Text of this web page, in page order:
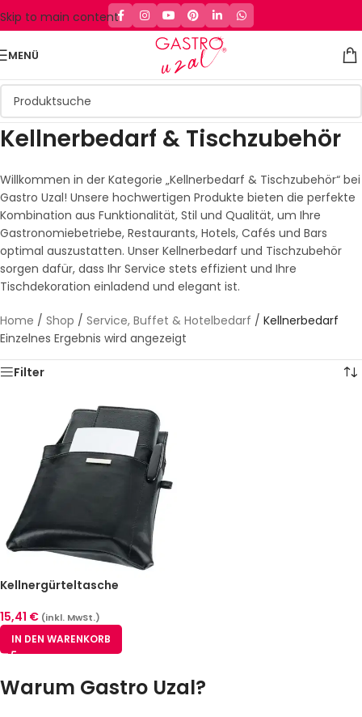
Skip to main content
MENÜ
Kellnerbedarf & Tischzubehör
Willkommen in der Kategorie „Kellnerbedarf & Tischzubehör“ bei
Gastro Uzal! Unsere hochwertigen Produkte bieten die perfekte
Kombination aus Funktionalität, Stil und Qualität, um Ihre
Gastronomiebetriebe, Restaurants, Hotels, Cafés und Bars
optimal auszustatten. Unser Kellnerbedarf und Tischzubehör
sorgen dafür, dass Ihr Service stets effizient und Ihre
Tischdekoration einladend und elegant ist.
Home / Shop / Service, Buffet & Hotelbedarf / Kellnerbedarf
Einzelnes Ergebnis wird angezeigt
Filter
Kellnergürteltasche
15,41 € (inkl. MwSt.)
IN DEN WARENKORB
Warum Gastro Uzal?